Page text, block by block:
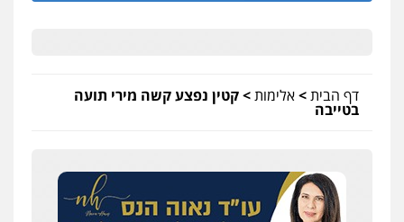
דף הבית>אלימות>קטין נפצע קשה מירי תועה
בטייבה